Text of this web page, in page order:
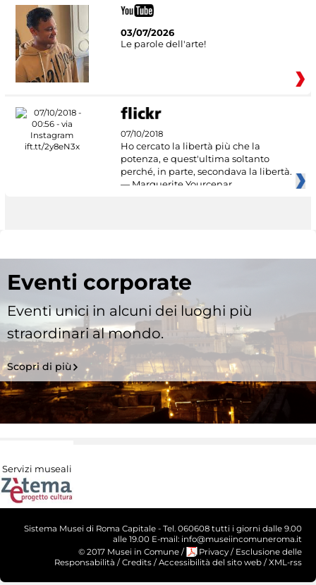
03/07/2026
Le parole dell'arte!
07/10/2018
Ho cercato la libertà più che la
potenza, e quest'ultima soltanto
perché, in parte, secondava la libertà.
— Marguerite Yourcenar
Eventi corporate
Eventi unici in alcuni dei luoghi più
straordinari al mondo.
Scopri di più
Servizi museali
Sistema Musei di Roma Capitale - Tel. 060608 tutti i giorni dalle 9.00
alle 19.00 E-mail: info@museiincomuneroma.it
© 2017 Musei in Comune / Privacy / Esclusione delle
Responsabilità / Credits / Accessibilità del sito web / XML-rss